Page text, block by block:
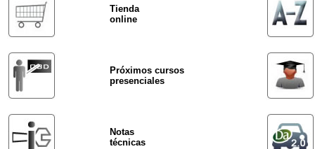
Tienda
online
Próximos cursos
presenciales
Notas
técnicas